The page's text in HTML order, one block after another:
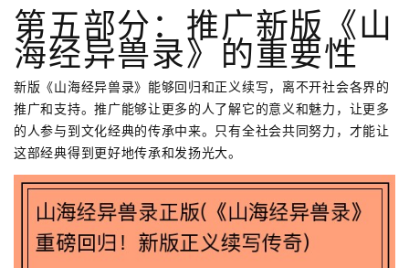
第五部分：推广新版《山
海经异兽录》的重要性
新版《山海经异兽录》能够回归和正义续写，离不开社会各界的
推广和支持。推广能够让更多的人了解它的意义和魅力，让更多
的人参与到文化经典的传承中来。只有全社会共同努力，才能让
这部经典得到更好地传承和发扬光大。